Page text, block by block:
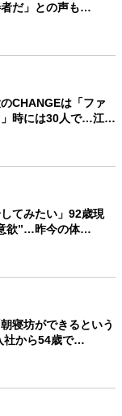
だ」との声も…
CHANGEは「ファ
」時には30人で…江…
てみたい」92歳現
欲”…昨今の体…
寝坊ができるという
社から54歳で…